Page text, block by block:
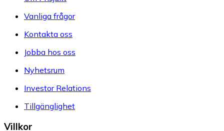
Vanliga frågor
Kontakta oss
Jobba hos oss
Nyhetsrum
Investor Relations
Tillgänglighet
Villkor